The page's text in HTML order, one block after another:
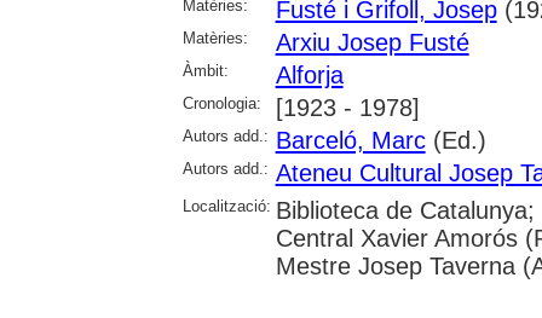
Matèries:
Fusté i Grifoll, Josep
Matèries: Arxiu Josep Fusté
Àmbit: Alforja
Cronologia: [1923 - 1978]
Autors add.: Barceló, Marc(Ed.)
Autors add.: Ateneu Cultural Josep
Localització: Biblioteca de
Central Xavier Amorós
Mestre Josep Taverna